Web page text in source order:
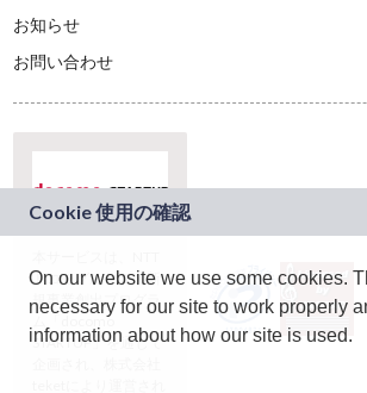
お知らせ
お問い合わせ
ドコモグループの新
規事業創出プログラ
ム「docomo
STARTUP」を通じて
On our website we use some cookies.
necessary for our site to work properly
information about how our site is used.